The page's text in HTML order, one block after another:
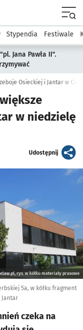
Kultura
Stypendia Festiwale
Jana Pawła II".
Osieckiej i Jantar w CK
w niedzielę
Udostępnijartykuł
rys. w kółku materiały prasowe
5a, w kółku fragment
Jantar
czeka na